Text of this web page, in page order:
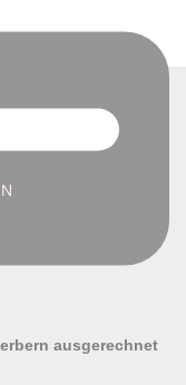
ausgerechnet